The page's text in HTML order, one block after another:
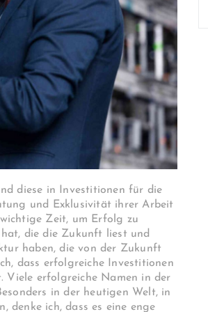
diese in Investitionen für die
und Exklusivität ihrer Arbeit
Zeit, um Erfolg zu
hat, die die Zukunft liest und
haben, die von der Zukunft
dass erfolgreiche Investitionen
Viele erfolgreiche Namen in der
in der heutigen Welt, in
denke ich, dass es eine enge